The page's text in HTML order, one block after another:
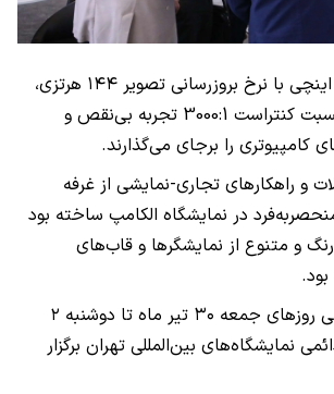
این مانیتورهای ۲۷ اینچی با نرخ بروزرسانی تصویر ۱۴۴ هرتزی،
پنل کوانتوم‌دات و نسبت کنتراست 3000:1 تجربه بی‌نقص و
کامپیوتری را برجای می‌گذارند.
و راهکارهای تجاری-نمایشی از غرفه
در نمایشگاه الکامپ ساخته بود
و متنوع از نمایشگرها و قاب‌های
نمایشگاه الکامپ طی روزهای جمعه ۳۰ تیر ماه تا دوشنبه ۲
نمایشگاه‌‌های بین‌المللی تهران برگزار